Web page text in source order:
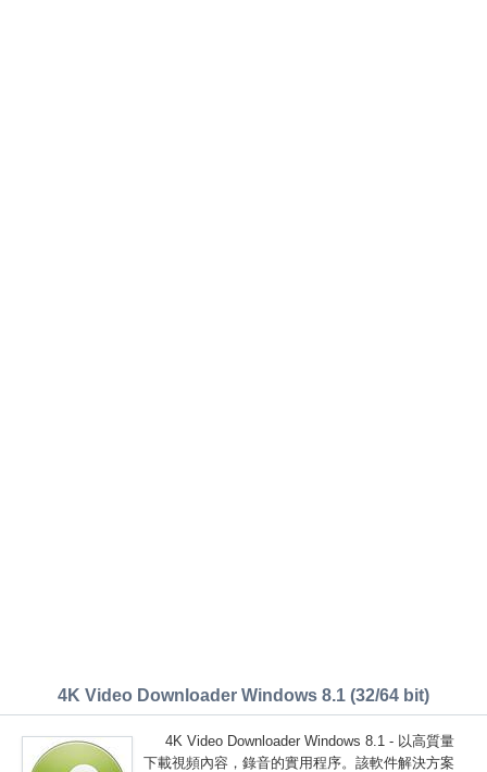
4K Video Downloader Windows 8.1 (32/64 bit)
4K Video Downloader Windows 8.1 - 以高質量
下載視頻內容，錄音的實用程序。該軟件解決方案